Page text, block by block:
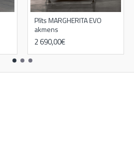
Plīts MARGHERITA EVO
akmens
2 690,00€